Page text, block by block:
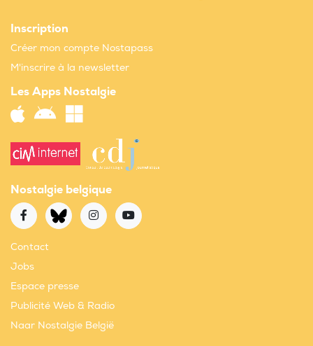
Inscription
Créer mon compte Nostapass
M'inscrire à la newsletter
Les Apps Nostalgie
Nostalgie belgique
Contact
Jobs
Espace presse
Publicité Web & Radio
Naar Nostalgie België